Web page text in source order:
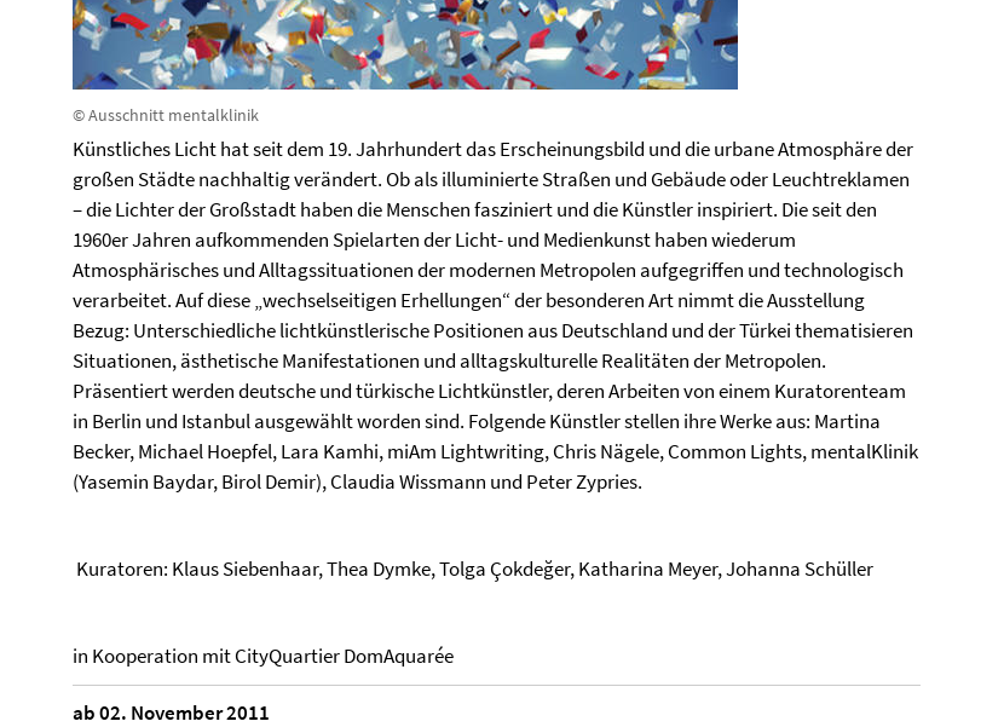
© Ausschnitt mentalklinik
Künstliches Licht hat seit dem 19. Jahrhundert das Erscheinungsbild und die urbane Atmosphäre der
großen Städte nachhaltig verändert. Ob als illuminierte Straßen und Gebäude oder Leuchtreklamen
– die Lichter der Großstadt haben die Menschen fasziniert und die Künstler inspiriert. Die seit den
1960er Jahren aufkommenden Spielarten der Licht- und Medienkunst haben wiederum
Atmosphärisches und Alltagssituationen der modernen Metropolen aufgegriffen und technologisch
verarbeitet. Auf diese „wechselseitigen Erhellungen“ der besonderen Art nimmt die Ausstellung
Bezug: Unterschiedliche lichtkünstlerische Positionen aus Deutschland und der Türkei thematisieren
Situationen, ästhetische Manifestationen und alltagskulturelle Realitäten der Metropolen.
Präsentiert werden deutsche und türkische Lichtkünstler, deren Arbeiten von einem Kuratorenteam
in Berlin und Istanbul ausgewählt worden sind. Folgende Künstler stellen ihre Werke aus: Martina
Becker, Michael Hoepfel, Lara Kamhi, miAm Lightwriting, Chris Nägele, Common Lights, mentalKlinik
(Yasemin Baydar, Birol Demir), Claudia Wissmann und Peter Zypries.
Kuratoren: Klaus Siebenhaar, Thea Dymke, Tolga Çokdeğer,Katharina Meyer, Johanna Schüller
in Kooperation mit CityQuartier DomAquarée
ab 02. November 2011